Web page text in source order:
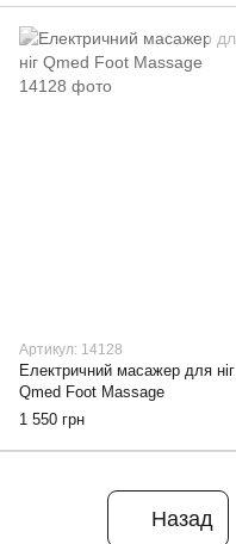
Артикул: 14128
Електричний масажер для ніг
Qmed Foot Massage
1 550 грн
Назад